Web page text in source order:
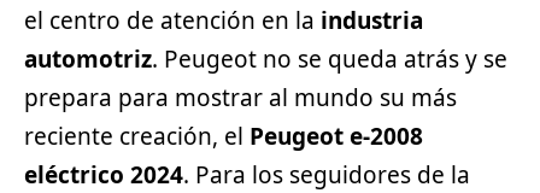
el centro de atención en la industria
automotriz. Peugeot no se queda atrás y se
prepara para mostrar al mundo su más
reciente creación, el Peugeot e-2008
eléctrico 2024. Para los seguidores de la